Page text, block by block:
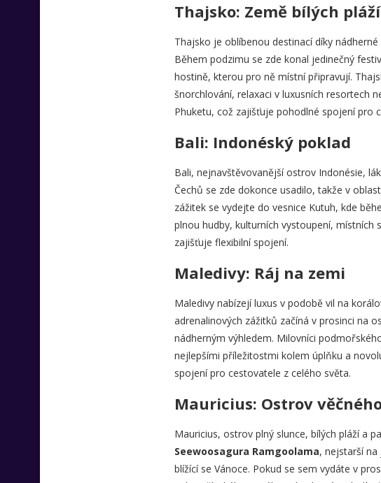
Thajsko: Země bílých
Thajsko je oblíbenou destinací díky
Během podzimu se zde konal jedinečný
hostině, kterou pro ně místní připravují.
šnorchlování, relaxaci v luxusních resortech
Phuketu, což zajišťuje pohodlné spojení pro
Bali: Indonéský poklad
Bali, nejnavštěvovanější ostrov Indonésie,
Čechů se zde dokonce usadilo, takže v
zážitek se vydejte do vesnice Kutuh, kde
plnou hudby, kulturních vystoupení,
zajišťuje flexibilní spojení.
Maledivy: Ráj na zemi
Maledivy nabízejí luxus v podobě vil na
adrenalinových zážitků začíná v prosinci na
nádherným výhledem. Milovníci
nejlepšími příležitostmi kolem úplňku a
spojení pro cestovatele z celého světa.
Mauricius: Ostrov
Mauricius, ostrov plný slunce, bílých pláží a
Seewoosagura Ramgoolama, nejstarší
blížící se Vánoce. Pokud se sem vydáte v